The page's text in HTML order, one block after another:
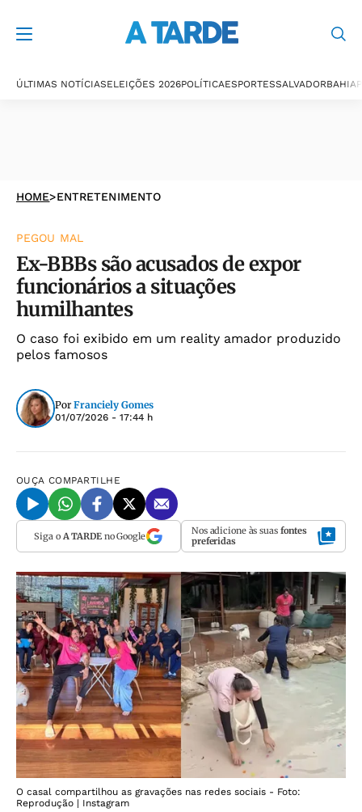
ÚLTIMAS NOTÍCIASELEIÇÕES 2026POLÍTICAESPORTESSALVADORBAHIA
HOME>ENTRETENIMENTO
PEGOU MAL
Ex-BBBs são acusados de expor
funcionários a situações
humilhantes
O caso foi exibido em um reality amador produzido
pelos famosos
Por Franciely Gomes
01/07/2026 - 17:44 h
OUÇA COMPARTILHE
Siga o A TARDEno Google Nos adicione às suas fontes
preferidas
O casal compartilhou as gravações nas redes sociais - Foto:
Reprodução | Instagram